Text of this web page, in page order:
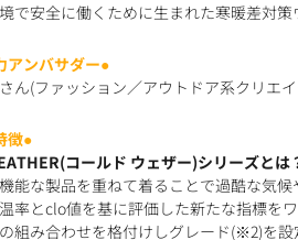
で安全に働くために生まれた寒暖差対策
アンバサダー●
ん(ファッション／アウトドア系クリエ
徴●
コールド ウェザー)シリーズとは
能な製品を重ねて着ることで過酷な気候
率とclo値を基に評価した新たな指標を
組み合わせを格付けしグレード(※2)を